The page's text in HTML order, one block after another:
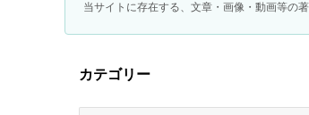
当サイトに存在する、文章・画像・動画等の
カテゴリー